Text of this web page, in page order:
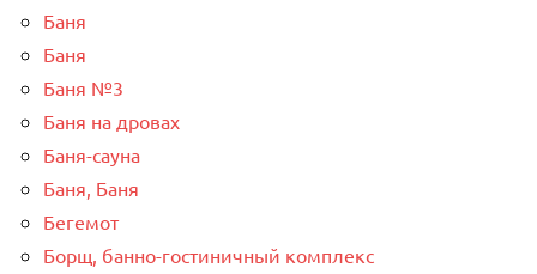
Баня
Баня
Баня №3
Баня на дровах
Баня-сауна
Баня, Баня
Бегемот
Борщ, банно-гостиничный комплекс